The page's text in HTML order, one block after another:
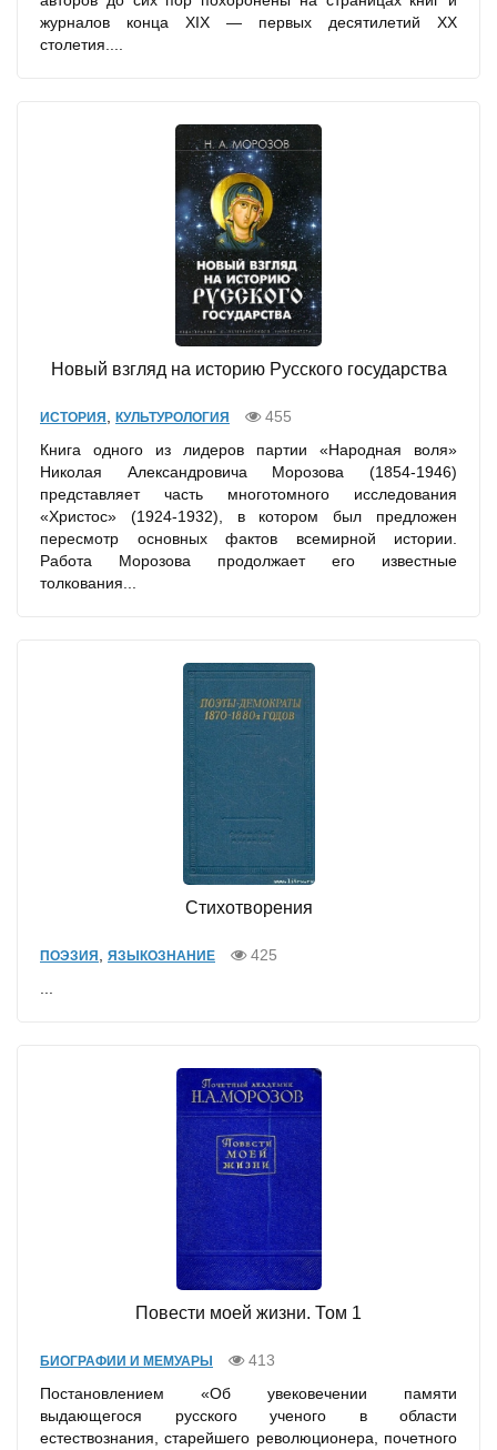
журналов конца XIX — первых десятилетий XX
столетия....
Новый взгляд на историю Русского государства
ИСТОРИЯ КУЛЬТУРОЛОГИЯ
455
Книга одного из лидеров партии «Народная воля»
Николая Александровича Морозова (1854-1946)
представляет часть многотомного исследования
«Христос» (1924-1932), в котором был предложен
пересмотр основных фактов всемирной истории.
Работа Морозова продолжает его известные
толкования...
Стихотворения
ПОЭЗИЯ ЯЗЫКОЗНАНИЕ
425
Повести моей жизни. Том 1
БИОГРАФИИ И МЕМУАРЫ
413
Постановлением «Об увековечении памяти
выдающегося русского ученого в области
естествознания, старейшего революционера, почетного